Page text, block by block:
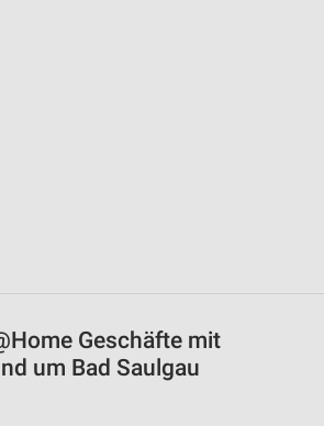
Geschäfte mit
um Bad Saulgau